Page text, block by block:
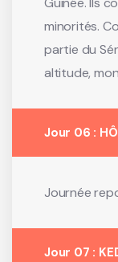
minorités.
partie du
altitude,
Jour 06 :
Journée
Jour 07 :